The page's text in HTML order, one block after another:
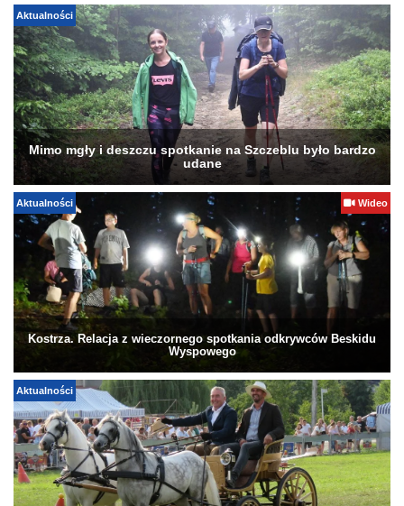
Aktualności
Mimo mgły i deszczu spotkanie na Szczeblu było bardzo
udane
Aktualności Wideo
Kostrza. Relacja z wieczornego spotkania odkrywców Beskidu
Wyspowego
Aktualności